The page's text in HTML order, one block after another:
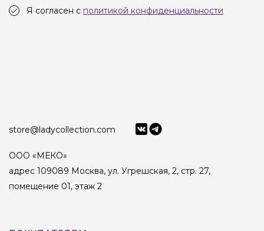
Я согласен с политикой конфиденциальности
store@ladycollection.com
ООО «МЕКО»
адрес 109089 Москва, ул. Угрешская, 2, стр. 27,
помещение 01, этаж 2